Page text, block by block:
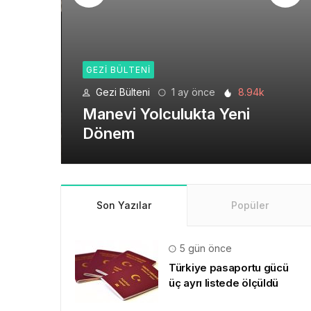
GEZI BÜLTENI
Gezi Bülteni 1 ay önce 8.94k
Manevi Yolculukta Yeni
Dönem
Son Yazılar Popüler
5 gün önce
Türkiye pasaportu gücü
üç ayrı listede ölçüldü